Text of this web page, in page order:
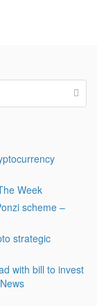
Week
scheme –
strategic
with bill to invest